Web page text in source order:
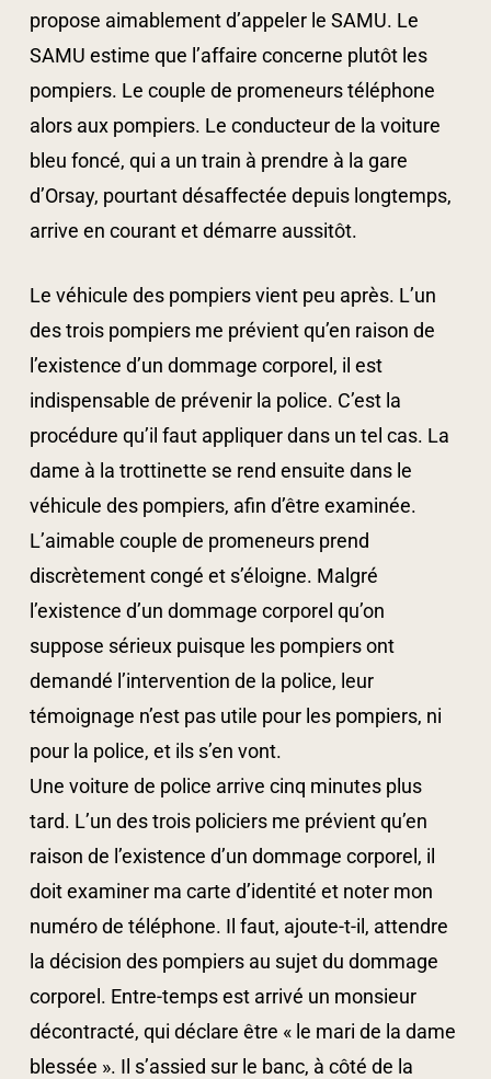
propose aimablement d’appeler le SAMU. Le
SAMU estime que l’affaire concerne plutôt les
pompiers. Le couple de promeneurs téléphone
alors aux pompiers. Le conducteur de la voiture
bleu foncé, qui a un train à prendre à la gare
d’Orsay, pourtant désaffectée depuis longtemps,
arrive en courant et démarre aussitôt.
Le véhicule des pompiers vient peu après. L’un
des trois pompiers me prévient qu’en raison de
l’existence d’un dommage corporel, il est
indispensable de prévenir la police. C’est la
procédure qu’il faut appliquer dans un tel cas. La
dame à la trottinette se rend ensuite dans le
véhicule des pompiers, afin d’être examinée.
L’aimable couple de promeneurs prend
discrètement congé et s’éloigne. Malgré
l’existence d’un dommage corporel qu’on
suppose sérieux puisque les pompiers ont
demandé l’intervention de la police, leur
témoignage n’est pas utile pour les pompiers, ni
pour la police, et ils s’en vont.
Une voiture de police arrive cinq minutes plus
tard. L’un des trois policiers me prévient qu’en
raison de l’existence d’un dommage corporel, il
doit examiner ma carte d’identité et noter mon
numéro de téléphone. Il faut, ajoute-t-il, attendre
la décision des pompiers au sujet du dommage
corporel. Entre-temps est arrivé un monsieur
décontracté, qui déclare être « le mari de la dame
blessée ». Il s’assied sur le banc, à côté de la